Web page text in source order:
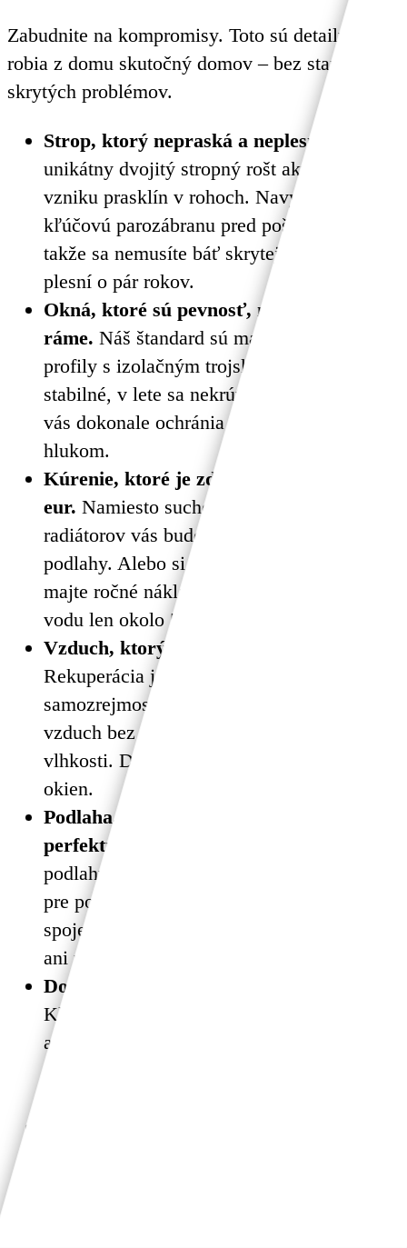
Zabudnite na kompromisy. Toto sú detaily, ktoré
robia z domu skutočný domov – bez starostí a
skrytých problémov.
Strop, ktorý nepraská a neplesnivie.
unikátny dvojitý stropný rošt aktívne bráni
vzniku prasklín v rohoch. Navyše chráni
kľúčovú parozábranu pred poškodením,
takže sa nemusíte báť skrytej vlhkosti a
plesní o pár rokov.
Okná, ktoré sú pevnosť, nie len sklo v
ráme. Náš štandard sú masívne 92 mm
profily s izolačným trojsklom. Sú extrémne
stabilné, v lete sa nekrútia od tepla a v zime
vás dokonale ochránia pred chladom aj
hlukom.
Kúrenie, ktoré je zdravé a šetrí tisíce
eur. Namiesto suchého vzduchu z
radiátorov vás bude hriať prirodzené teplo z
podlahy. Alebo si zvoľte tepelné čerpadlo a
majte ročné náklady na kúrenie a teplú
vodu len okolo 500 €.
Vzduch, ktorý je čistejší ako vonku.
Rekuperácia je v našich domoch
samozrejmosť. Zabezpečí vám 24/7 čerstvý
vzduch bez alergénov, prachu a nadmernej
vlhkosti. Dýchajte zdravo bez otvárania
okien.
Podlaha, ktorá sa nebojí vody a
perfektne vedie teplo.
podlahy PARADOR. Sú hustejšie (lepšie
pre podlahové kúrenie), majú voskované
spoje proti vode a pevný zámok, ktorý sa
ani po rokoch nerozíde.
Dom z dreva, ktorý sa nehrá s ohňom.
Kladieme dôraz na bezpečnosť. Preto ako
alternatívu k štandardu ponúkame